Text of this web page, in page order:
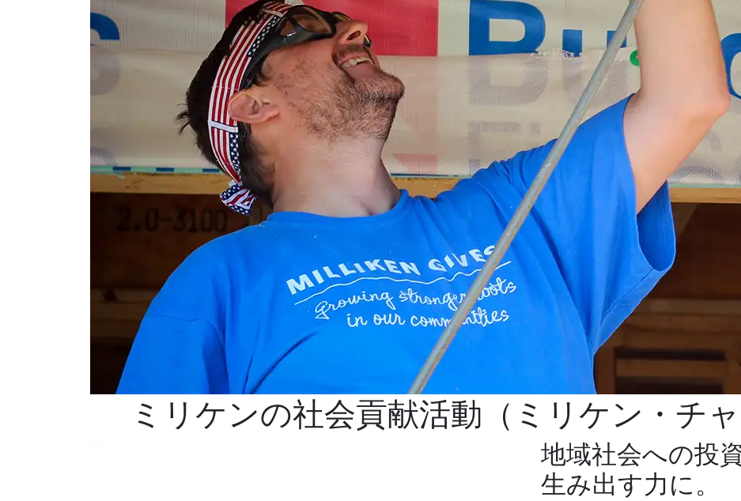
ミリケンの社会貢献活動（ミリケン・チャ
地域社会への投
生み出す力に。